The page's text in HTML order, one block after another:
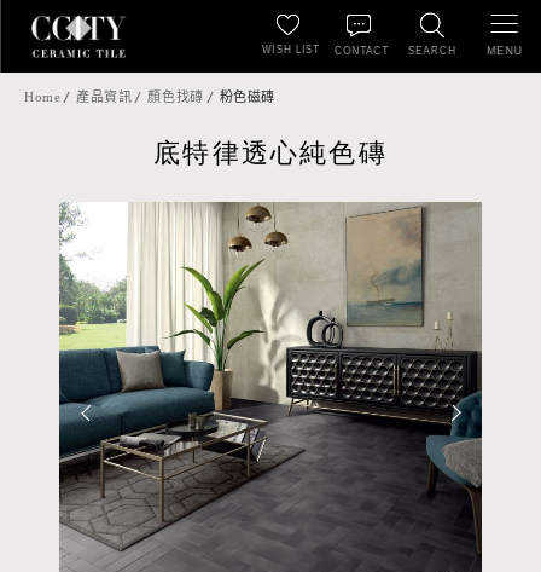
SEARCH
WISH LIST CONTACT MENU
Home 產品資訊 顏色找磚 粉色磁磚
底特律透心純色磚